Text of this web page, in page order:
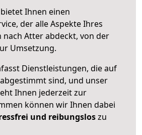
bietet Ihnen einen
der alle Aspekte Ihres
nach Atter abdeckt, von der
Umsetzung.
Dienstleistungen, die auf
sind, und unser
Ihnen jederzeit zur
können wir Ihnen dabei
und reibungsloszu